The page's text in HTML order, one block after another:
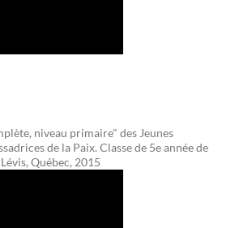
niveau primaire" des Jeunes
de la Paix. Classe de 5e année de
Québec, 2015